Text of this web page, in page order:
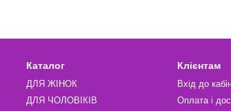
Каталог
ДЛЯ ЖІНОК
ДЛЯ ЧОЛОВІКІВ
Клієнтам
Вхід до
Оплата і